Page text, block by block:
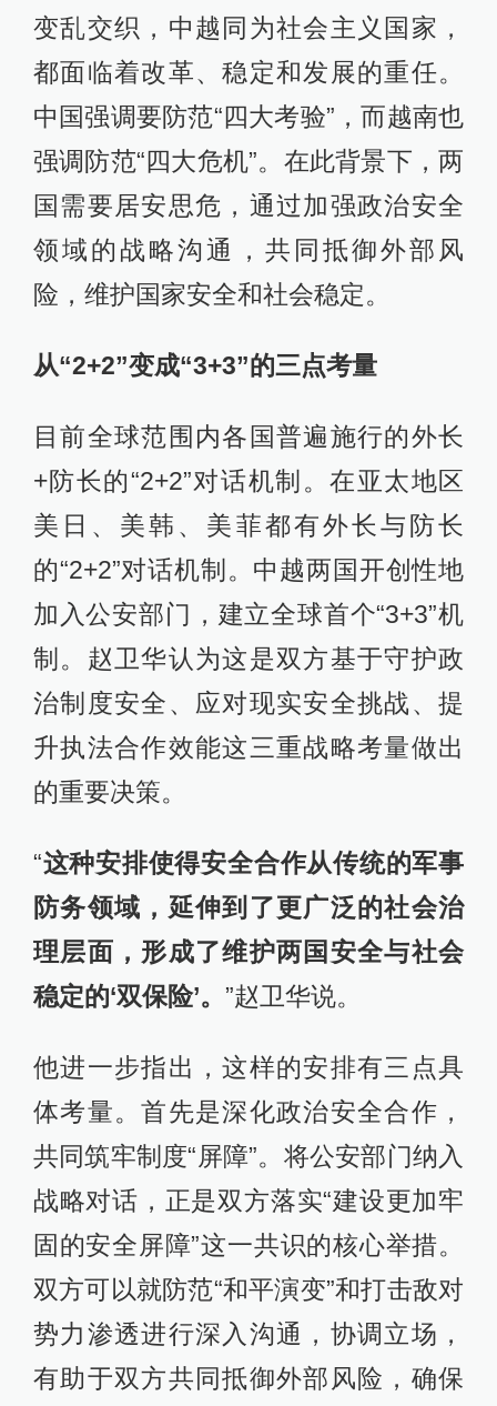
变乱交织，中越同为社会主义国家，
都面临着改革、稳定和发展的重任。
中国强调要防范“四大考验”，而越南也
强调防范“四大危机”。在此背景下，两
国需要居安思危，通过加强政治安全
领域的战略沟通，共同抵御外部风
险，维护国家安全和社会稳定。
从“2+2”变成“3+3”的三点考量
目前全球范围内各国普遍施行的外长
+防长的“2+2”对话机制。在亚太地区
美日、美韩、美菲都有外长与防长
的“2+2”对话机制。中越两国开创性地
加入公安部门，建立全球首个“3+3”机
制。赵卫华认为这是双方基于守护政
治制度安全、应对现实安全挑战、提
升执法合作效能这三重战略考量做出
的重要决策。
“这种安排使得安全合作从传统的军事
防务领域，延伸到了更广泛的社会治
理层面，形成了维护两国安全与社会
稳定的‘双保险’。 ”赵卫华说。
他进一步指出，这样的安排有三点具
体考量。首先是深化政治安全合作，
共同筑牢制度“屏障”。将公安部门纳入
战略对话，正是双方落实“建设更加牢
固的安全屏障”这一共识的核心举措。
双方可以就防范“和平演变”和打击敌对
势力渗透进行深入沟通，协调立场，
有助于双方共同抵御外部风险，确保